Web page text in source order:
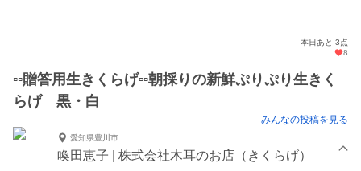
本日あと 3点
8
▫️▫️贈答用生きくらげ▫️▫️朝採りの新鮮ぷりぷり生きく
らげ 黒・白
みんなの投稿を見る
愛知県豊川市
喚田恵子 | 株式会社木耳のお店（きくらげ）